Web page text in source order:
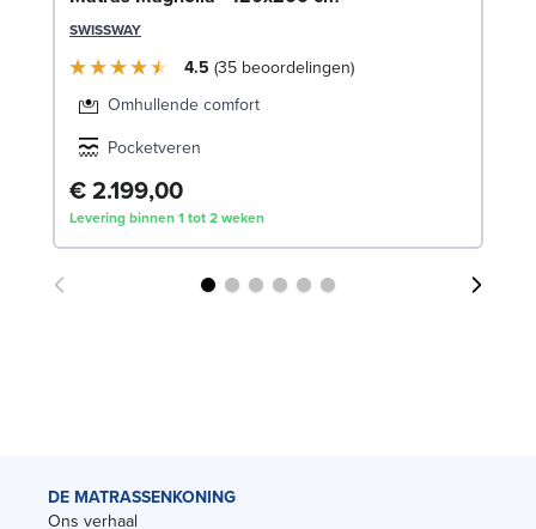
SWISSWAY
4.5 35 beoordelingen
Omhullende comfort
Pocketveren
€ 2.199,00
Levering binnen 1 tot 2 weken
DE MATRASSENKONING
Ons verhaal